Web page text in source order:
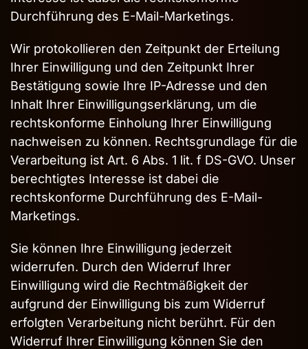
Durchführung des E-Mail-Marketings.
Wir protokollieren den Zeitpunkt der Erteilung
Ihrer Einwilligung und den Zeitpunkt Ihrer
Bestätigung sowie Ihre IP-Adresse und den
Inhalt Ihrer Einwilligungserklärung, um die
rechtskonforme Einholung Ihrer Einwilligung
nachweisen zu können. Rechtsgrundlage für die
Verarbeitung ist Art. 6 Abs. 1 lit. f DS-GVO. Unser
berechtigtes Interesse ist dabei die
rechtskonforme Durchführung des E-Mail-
Marketings.
Sie können Ihre Einwilligung jederzeit
widerrufen. Durch den Widerruf Ihrer
Einwilligung wird die Rechtmäßigkeit der
aufgrund der Einwilligung bis zum Widerruf
erfolgten Verarbeitung nicht berührt. Für den
Widerruf Ihrer Einwilligung können Sie den